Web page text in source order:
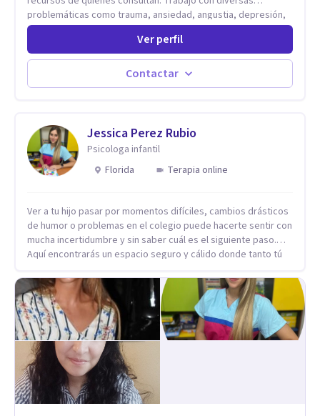
problemáticas como trauma, ansiedad, angustia, depresión,
estrés, violencias, abuso sexual y procesos migratorios,
entre otros. Ofrezco un espacio seguro, de escucha activa y
contención, comprometido con tu bienestar emocional y con
un enfoque centrado en el autoconocimiento y el aprendizaje
mutuo. Mi manera de trabajar se enfoca principalmente en los
tu ritmo y posibilidades.
Ver perfil
Contactar
Jessica Perez Rubio
Psicologa infantil
Florida
Terapia online
Ver a tu hijo pasar por momentos difíciles, cambios drásticos
de humor o problemas en el colegio puede hacerte sentir con
mucha incertidumbre y sin saber cuál es el siguiente paso.
Aquí encontrarás un espacio seguro y cálido donde tanto tú
comprendidos y apoyados para recuperar la tranquilidad en
casa. Me especializo en guiar a familias a través de
herramientas prácticas y dinámicas adaptadas a la edad de
cada menor, dejando de lado las etiquetas y los tecnicismos.
Mi forma de trabajar se centra en entender las emociones
que hay detrás del comportamiento, ayudándoles a
desarrollar la confianza necesaria para superar sus retos y
fortaleciendo la comunicación entre ustedes. Acompaño a
niños y adolescentes que están lidiando con la ansiedad, la